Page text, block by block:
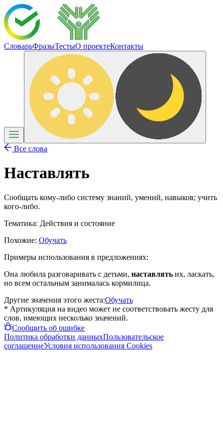
СловарьФразыТестыО проектеКонтакты
Все слова
Наставлять
Сообщать кому-либо систему знаний, умений, навыков; учить
кого-либо.
Тематика: Действия и состояние
Похожие: Обучать
Примеры использования в предложениях:
Она любила разговаривать с детьми, наставлять их, ласкать,
но всем остальным занималась кормилица.
Другие значения этого жеста:Обучать
* Артикуляция на видео может не соответствовать жесту для
слов, имеющих несколько значений.
Сообщить об ошибке
Политика обработки данныхПользовательское
соглашениеУсловия использования Cookies